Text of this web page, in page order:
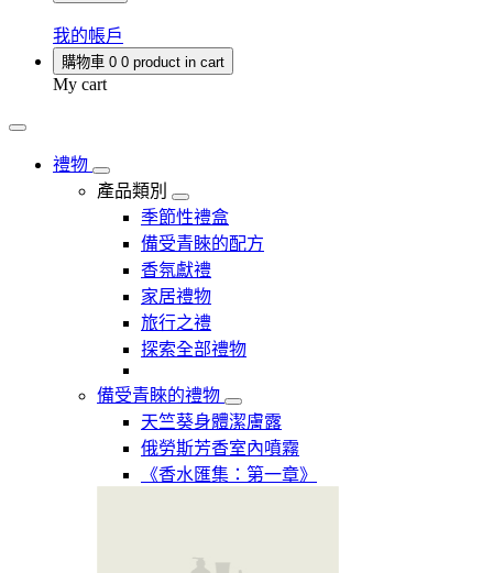
我的帳戶
購物車 0 0 product in cart
My cart
禮物
產品類別
季節性禮盒
備受青睞的配方
香氛獻禮
家居禮物
旅行之禮
探索全部禮物
備受青睞的禮物
天竺葵身體潔膚露
俄勞斯芳香室內噴霧
《香水匯集：第一章》​